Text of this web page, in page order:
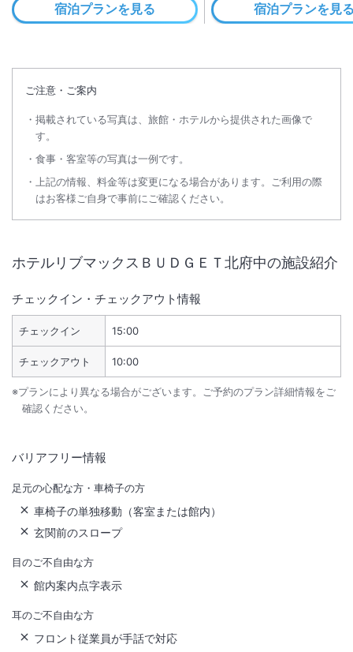
宿泊プランを見る
宿泊プランを見
ご注意・ご案内
掲載されている写真は、旅館・ホテルから提供された画像で
す。
食事・客室等の写真は一例です。
上記の情報、料金等は変更になる場合があります。ご利用の際
はお客様ご自身で事前にご確認ください。
ホテルリブマックスＢＵＤＧＥＴ北府中の施設紹介
チェックイン・チェックアウト情報
チェックイン 15:00
チェックアウト 10:00
※プランにより異なる場合がございます。ご予約のプラン詳細情報をご
確認ください。
バリアフリー情報
足元の心配な方・車椅子の方
車椅子の単独移動（客室または館内）
玄関前のスロープ
目のご不自由な方
館内案内点字表示
耳のご不自由な方
フロント従業員が手話で対応